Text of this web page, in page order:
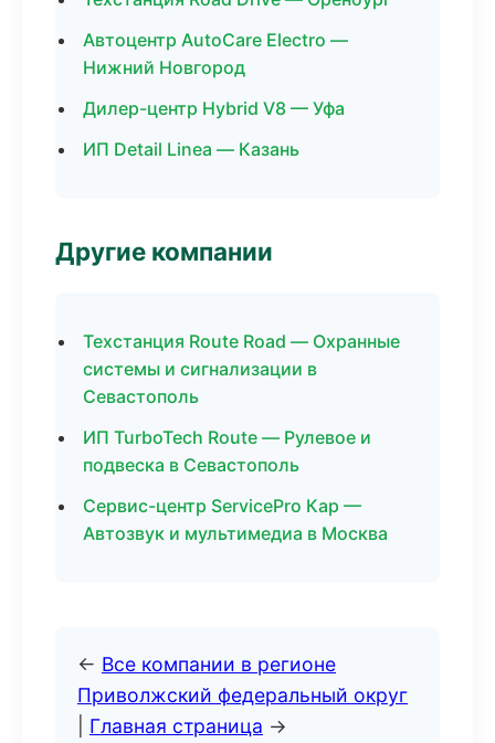
Автоцентр AutoCare Electro —
Нижний Новгород
Дилер-центр Hybrid V8 — Уфа
ИП Detail Linea — Казань
Другие компании
Техстанция Route Road — Охранные
системы и сигнализации в
Севастополь
ИП TurboTech Route — Рулевое и
подвеска в Севастополь
Сервис-центр ServicePro Кар —
Автозвук и мультимедиа в Москва
← Все компании в регионе
Приволжский федеральный округ
Главная страница →